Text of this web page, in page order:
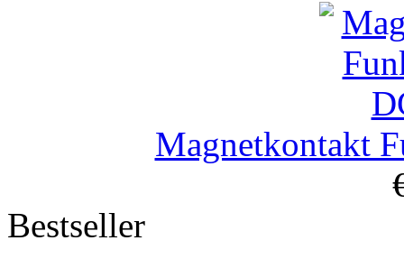
Magnetkontakt
Bestseller